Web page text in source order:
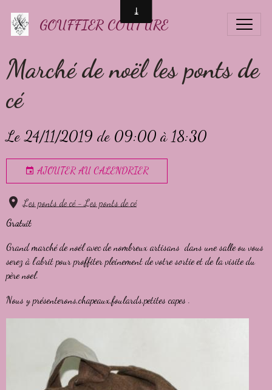
GOUFFIER COUTURE
Marché de noël les ponts de
cé
Le 24/11/2019 de 09:00 à 18:30
AJOUTER AU CALENDRIER
Les ponts de cé - Les ponts de cé
Gratuit
Grand marché de noél avec de nombreux artisans dans une salle ou vous
serez à l'abrit pour proffiter pleinement de votre sortie et de la visite du
père noel.
Nous y présenterons,chapeaux,foulards,petites capes .